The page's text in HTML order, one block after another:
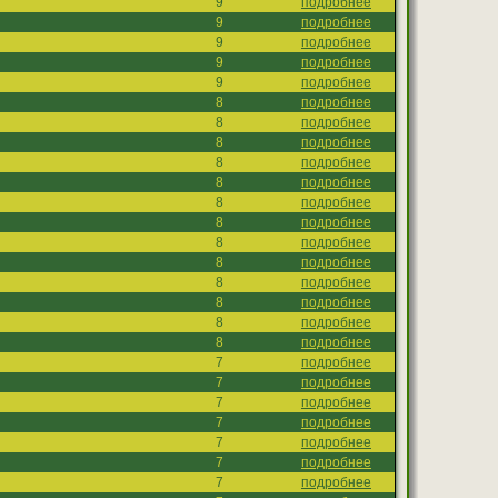
9
подробнее
9
подробнее
9
подробнее
9
подробнее
8
подробнее
8
подробнее
8
подробнее
8
подробнее
8
подробнее
8
подробнее
8
подробнее
8
подробнее
8
подробнее
8
подробнее
8
подробнее
8
подробнее
8
подробнее
7
подробнее
7
подробнее
7
подробнее
7
подробнее
7
подробнее
7
подробнее
7
подробнее